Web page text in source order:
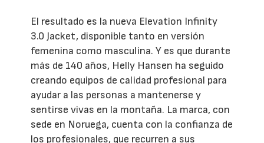
El resultado es la nueva Elevation Infinity
3.0 Jacket, disponible tanto en versión
femenina como masculina. Y es que durante
más de 140 años, Helly Hansen ha seguido
creando equipos de calidad profesional para
ayudar a las personas a mantenerse y
sentirse vivas en la montaña. La marca, con
sede en Noruega, cuenta con la confianza de
los profesionales, que recurren a sus